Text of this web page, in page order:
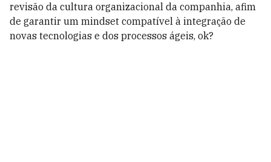
revisão da cultura organizacional da companhia, afim
de garantir um mindset compatível à integração de
novas tecnologias e dos processos ágeis, ok?